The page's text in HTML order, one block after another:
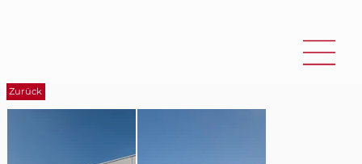
Zurück